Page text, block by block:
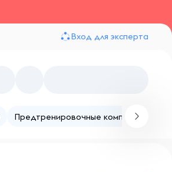
Вход для эксперта
Предтренировочные комплексы